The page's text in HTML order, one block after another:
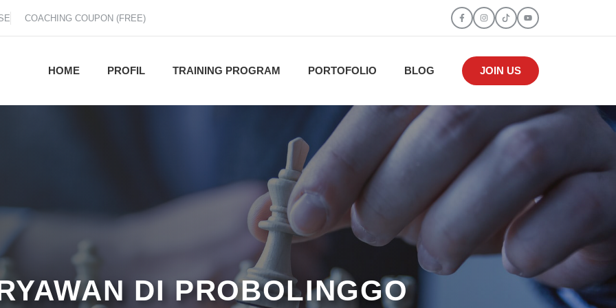
COACHING COUPON (FREE)
HOME PROFIL TRAINING PROGRAM PORTOFOLIO BLOG JOIN US
DI PROBOLINGGO